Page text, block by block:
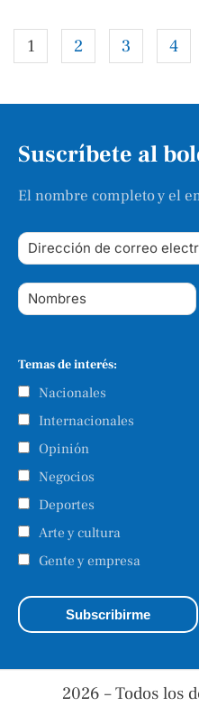
1 2 3 4
Suscríbete al
El nombre completo y el
Temas de interés:
Nacionales
Internacionales
Opinión
Negocios
Deportes
Arte y cultura
Gente y empresa
2026 – Todos los